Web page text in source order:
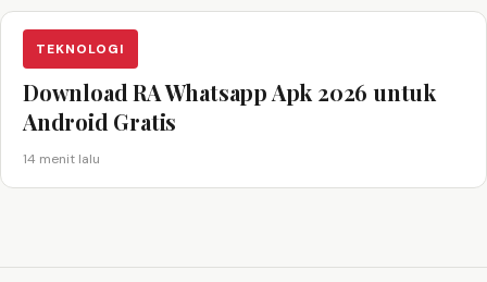
TEKNOLOGI
Download RA Whatsapp Apk 2026 untuk
Android Gratis
14 menit lalu